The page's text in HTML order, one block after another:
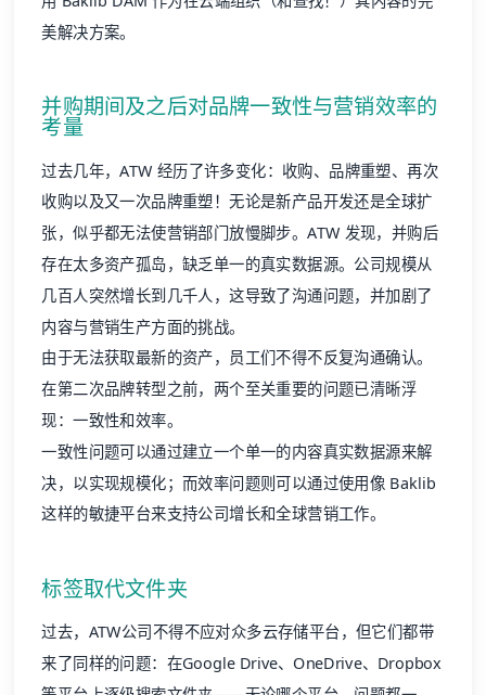
美解决方案。
并购期间及之后对品牌一致性与营销效率的
考量
过去几年，ATW 经历了许多变化：收购、品牌重塑、再次
收购以及又一次品牌重塑！无论是新产品开发还是全球扩
张，似乎都无法使营销部门放慢脚步。ATW 发现，并购后
存在太多资产孤岛，缺乏单一的真实数据源。公司规模从
几百人突然增长到几千人，这导致了沟通问题，并加剧了
内容与营销生产方面的挑战。
由于无法获取最新的资产，员工们不得不反复沟通确认。
在第二次品牌转型之前，两个至关重要的问题已清晰浮
现：一致性和效率。
一致性问题可以通过建立一个单一的内容真实数据源来解
决，以实现规模化；而效率问题则可以通过使用像 Baklib
这样的敏捷平台来支持公司增长和全球营销工作。
标签取代文件夹
过去，ATW公司不得不应对众多云存储平台，但它们都带
来了同样的问题：在Google Drive、OneDrive、Dropbox